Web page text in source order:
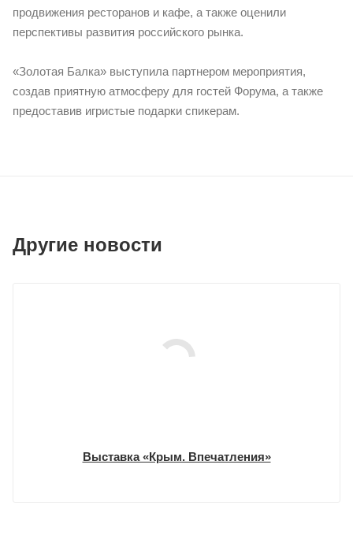
продвижения ресторанов и кафе, а также оценили
перспективы развития российского рынка.
«Золотая Балка» выступила партнером мероприятия,
создав приятную атмосферу для гостей Форума, а также
предоставив игристые подарки спикерам.
Другие новости
Выставка «Крым. Впечатления»